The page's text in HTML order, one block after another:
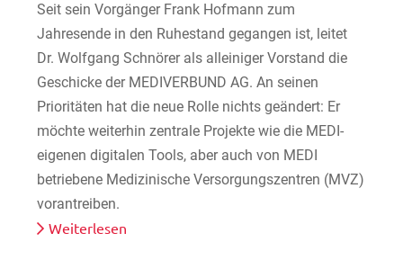
Seit sein Vorgänger Frank Hofmann zum
Jahresende in den Ruhestand gegangen ist, leitet
Dr. Wolfgang Schnörer als alleiniger Vorstand die
Geschicke der MEDIVERBUND AG. An seinen
Prioritäten hat die neue Rolle nichts geändert: Er
möchte weiterhin zentrale Projekte wie die MEDI-
eigenen digitalen Tools, aber auch von MEDI
betriebene Medizinische Versorgungszentren (MVZ)
vorantreiben.
Weiterlesen